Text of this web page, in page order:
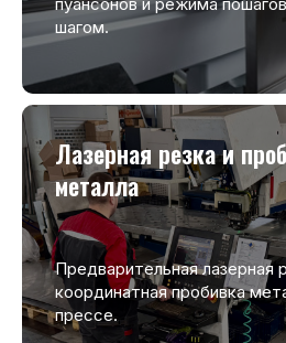
шагом.
Лазерная резка и
металла
Предварительная лазерная
координатная пробивка
прессе.